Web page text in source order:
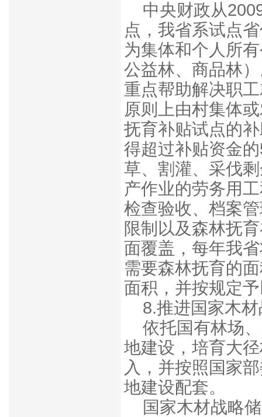
中央财政从
点，我省系试点
为集体和个人所
公益林、商品林
重点帮助解决职
原则上由村集体
抚育补贴试点的
得超过补贴资金
草、割灌、采伐
产作业的劳务用
检查验收、档案
限制以及森林抚
面覆盖，每年我
需要森林抚育的
面积，并按规定
8.推进国家木
依托国有林场
地建设，培育大
入，并按照国家
地建设配套。
国家木材战略